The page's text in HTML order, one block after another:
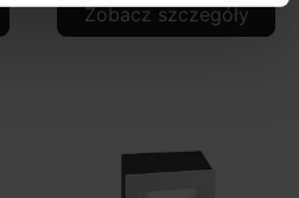
Zobacz szczegóły